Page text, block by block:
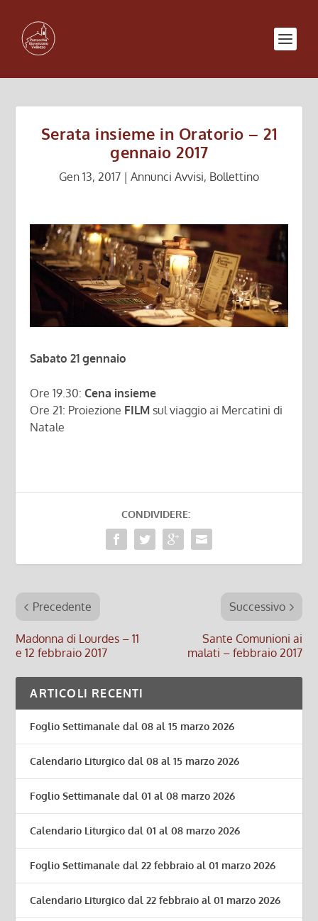
Serata insieme in Oratorio – 21
gennaio 2017
Gen 13, 2017 | Annunci Avvisi, Bollettino
Sabato 21 gennaio
Ore 19.30:Cena insieme
Ore 21: Proiezione FILM sul viaggio ai Mercatini di
Natale
CONDIVIDERE:
Precedente
Madonna di Lourdes – 11
e 12 febbraio 2017
Successivo
Sante Comunioni ai
malati – febbraio 2017
ARTICOLI RECENTI
Foglio Settimanale dal 08 al 15 marzo 2026
Calendario Liturgico dal 08 al 15 marzo 2026
Foglio Settimanale dal 01 al 08 marzo 2026
Calendario Liturgico dal 01 al 08 marzo 2026
Foglio Settimanale dal 22 febbraio al 01 marzo 2026
Calendario Liturgico dal 22 febbraio al 01 marzo 2026